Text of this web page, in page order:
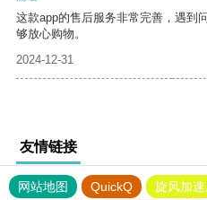
这款app的售后服务非常完善，遇到
够放心购物。
2024-12-31
友情链接
网站地图 QuickQ 旋风加